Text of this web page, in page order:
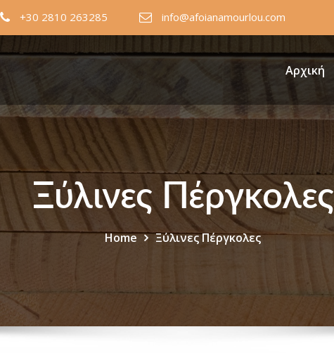
+30 2810 263285 info@afoianamourlou.com
Αρχική
Ξύλινες Πέργκολες
Home Ξύλινες Πέργκολες